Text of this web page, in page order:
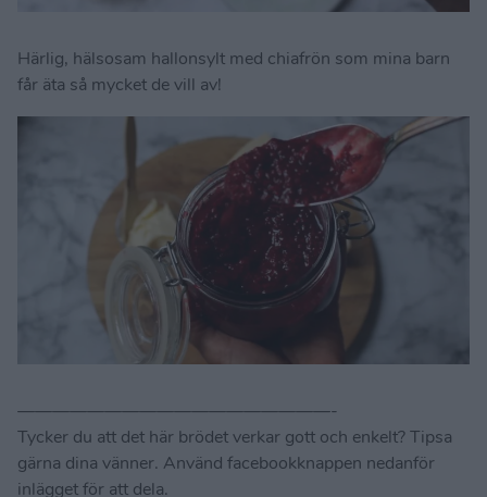
Härlig, hälsosam hallonsylt med chiafrön som mina barn
får äta så mycket de vill av!
——————————————————-
Tycker du att det här brödet verkar gott och enkelt? Tipsa
gärna dina vänner. Använd facebookknappen nedanför
inlägget för att dela.